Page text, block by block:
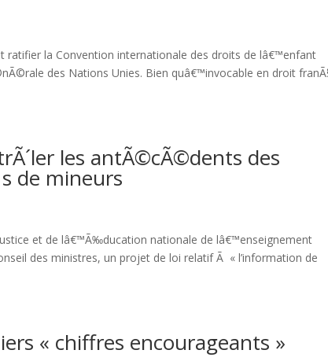
ratifier la Convention internationale des droits de lâ€™enfant
des Nations Unies. Bien quâ€™invocable en droit
les antÃ©cÃ©dents des
de mineurs
et de lâ€™Ã‰ducation nationale de lâ€™enseignement
des ministres, un projet de loi relatif Ã « l’information de
« chiffres encourageants »